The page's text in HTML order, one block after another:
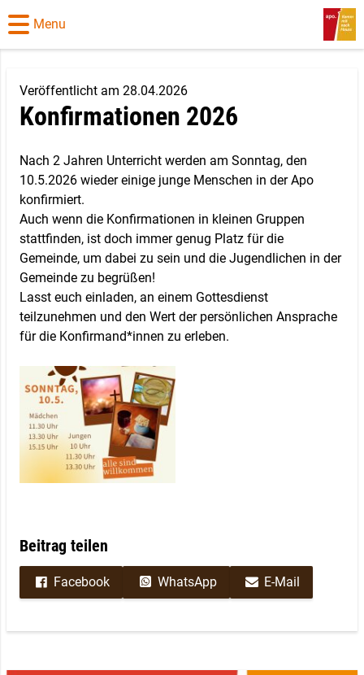
Menu
Veröffentlicht am 28.04.2026
Konfirmationen 2026
Nach 2 Jahren Unterricht werden am Sonntag, den
10.5.2026 wieder einige junge Menschen in der Apo
konfirmiert.
Auch wenn die Konfirmationen in kleinen Gruppen
stattfinden, ist doch immer genug Platz für die
Gemeinde, um dabei zu sein und die Jugendlichen in der
Gemeinde zu begrüßen!
Lasst euch einladen, an einem Gottesdienst
teilzunehmen und den Wert der persönlichen Ansprache
für die Konfirmand*innen zu erleben.
Beitrag teilen
Facebook WhatsApp E-Mail